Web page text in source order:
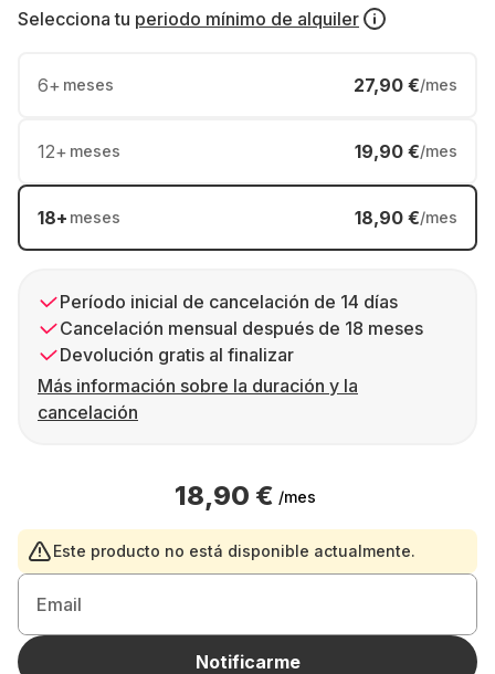
Selecciona tu periodo mínimo de alquiler
6+ meses 27,90 €/mes
12+ meses 19,90 €/mes
18+ meses 18,90 €/mes
Período inicial de cancelación de 14 días
Cancelación mensual después de 18 meses
Devolución gratis al finalizar
Más información sobre la duración y la
cancelación
18,90 € /mes
Este producto no está disponible actualmente.
Email
Notificarme